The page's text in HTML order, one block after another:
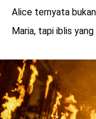
Alice ternyata
Maria, tapi iblis